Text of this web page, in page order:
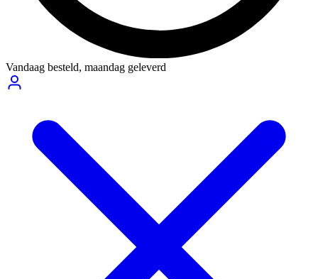
Vandaag besteld, maandag geleverd